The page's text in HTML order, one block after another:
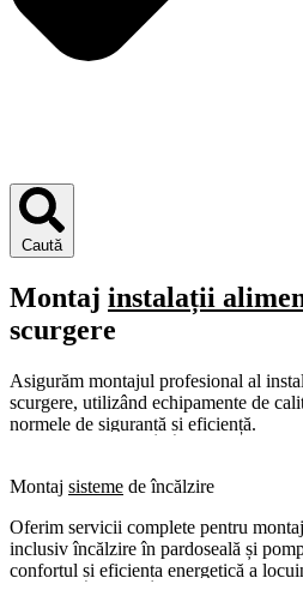
Caută
Montaj instalații
scurgere
Asigurăm montajul profesional al
scurgere, utilizând echipamente de
normele de siguranță și eficiență.
Montaj sisteme de încălzire
Oferim servicii complete pentru
inclusiv încălzire în pardoseală și
confortul și eficiența energetică a